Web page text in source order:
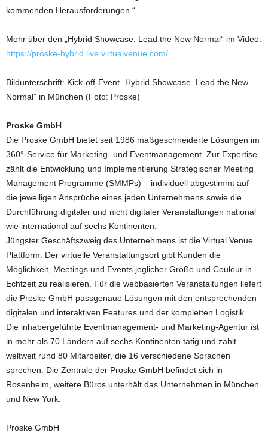
kommenden Herausforderungen.“
Mehr über den „Hybrid Showcase. Lead the New Normal“ im Video:
https://proske-hybrid.live.virtualvenue.com/
Bildunterschrift: Kick-off-Event „Hybrid Showcase. Lead the New
Normal” in München (Foto: Proske)
Proske GmbH
Die Proske GmbH bietet seit 1986 maßgeschneiderte Lösungen im
360°-Service für Marketing- und Eventmanagement. Zur Expertise
zählt die Entwicklung und Implementierung Strategischer Meeting
Management Programme (SMMPs) – individuell abgestimmt auf
die jeweiligen Ansprüche eines jeden Unternehmens sowie die
Durchführung digitaler und nicht digitaler Veranstaltungen national
wie international auf sechs Kontinenten.
Jüngster Geschäftszweig des Unternehmens ist die Virtual Venue
Plattform. Der virtuelle Veranstaltungsort gibt Kunden die
Möglichkeit, Meetings und Events jeglicher Größe und Couleur in
Echtzeit zu realisieren. Für die webbasierten Veranstaltungen liefert
die Proske GmbH passgenaue Lösungen mit den entsprechenden
digitalen und interaktiven Features und der kompletten Logistik.
Die inhabergeführte Eventmanagement- und Marketing-Agentur ist
in mehr als 70 Ländern auf sechs Kontinenten tätig und zählt
weltweit rund 80 Mitarbeiter, die 16 verschiedene Sprachen
sprechen. Die Zentrale der Proske GmbH befindet sich in
Rosenheim, weitere Büros unterhält das Unternehmen in München
und New York.
Proske GmbH